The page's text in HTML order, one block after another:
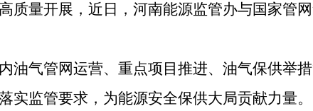
质量开展，近日，河南能源监管办与国家管
油气管网运营、重点项目推进、油气保供举
监管要求，为能源安全保供大局贡献力量。